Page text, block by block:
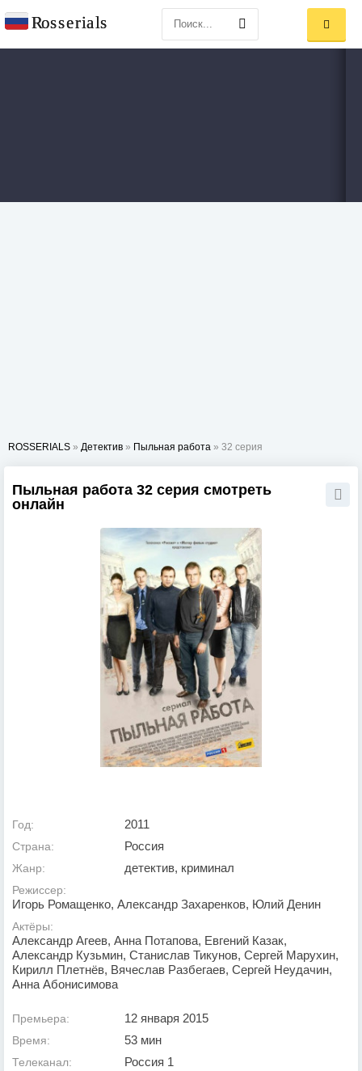
ROSSERIALS » Детектив » Пыльная работа » 32 серия
Пыльная работа 32 серия смотреть
онлайн
Год: 2011
Страна: Россия
Жанр: детектив, криминал
Режиссер:
Игорь Ромащенко, Александр Захаренков, Юлий Денин
Актёры:
Александр Агеев, Анна Потапова, Евгений Казак,
Александр Кузьмин, Станислав Тикунов, Сергей Марухин,
Кирилл Плетнёв, Вячеслав Разбегаев, Сергей Неудачин,
Анна Абонисимова
Премьера: 12 января 2015
Время: 53 мин
Телеканал: Россия 1